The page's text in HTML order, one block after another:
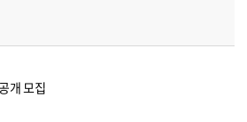
개 모집